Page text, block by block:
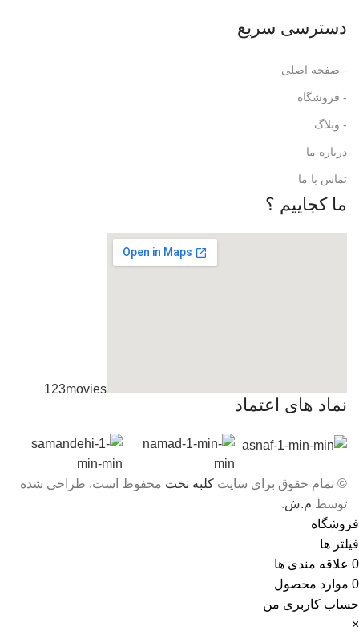
دسترسی سریع
- صفحه اصلی
- فروشگاه
- وبلاگ
درباره ما
تماس با ما
ما کجاییم ؟
123movies
embedgooglemap.net
نماد های اعتماد
© تمام حقوق برای سایت کلبه تخت محفوظ است. طراحی شده
توسط م.ش.
فروشگاه
فیلتر ها
0 علاقه مندی ها
0 موارد محصول
حساب کاربری من
×